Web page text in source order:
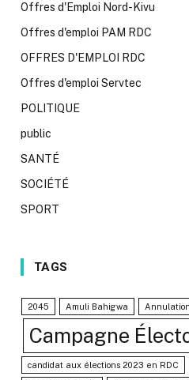
Offres d'Emploi Nord-Kivu
Offres d'emploi PAM RDC
OFFRES D'EMPLOI RDC
Offres d'emploi Servtec
POLITIQUE
public
SANTÉ
SOCIÉTÉ
SPORT
TAGS
2045 Amuli Bahigwa
Campagne
candidat aux élections 2023 en RDC